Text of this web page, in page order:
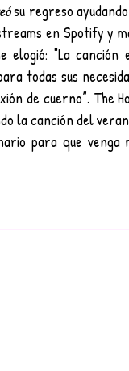
su regreso
en Spotify y
elogió: "La
todas sus
de cuerno”. The
la canción del